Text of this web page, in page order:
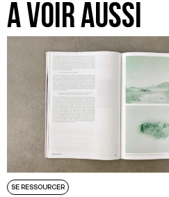
A VOIR AUSSI
SE RESSOURCER